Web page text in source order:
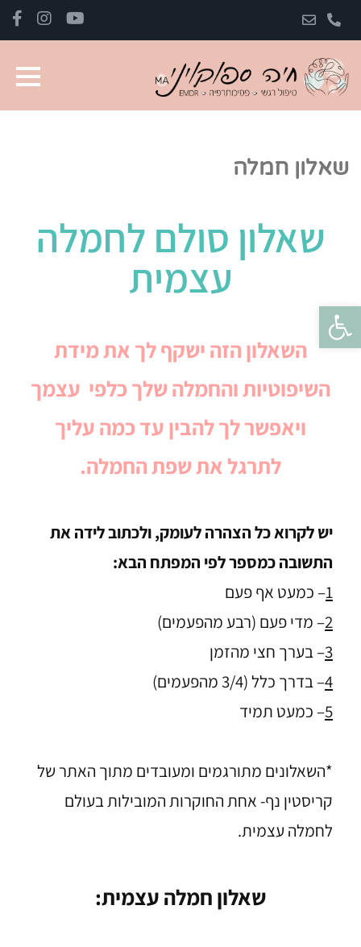
פתח סרגל נגישות
שאלון חמלה
שאלון סולם לחמלה
עצמית
השאלון הזה ישקף לך את מידת
השיפוטיות והחמלה שלך כלפי עצמך
ויאפשר לך להבין עד כמה עליך
לתרגל את שפת החמלה.
יש לקרוא כל הצהרה לעומק, ולכתוב לידה את
התשובה כמספר לפי המפתח הבא:
1– כמעט אף פעם
2– מדי פעם (רבע מהפעמים)
3– בערך חצי מהזמן
4– בדרך כלל (3/4 מהפעמים)
5– כמעט תמיד
*השאלונים מתורגמים ומעובדים מתוך האתר של
קריסטין נף- אחת החוקרות המובילות בעולם
לחמלה עצמית.
שאלון חמלה עצמית: